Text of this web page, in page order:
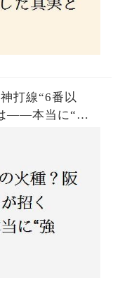
打線“6番以
——本当に“強